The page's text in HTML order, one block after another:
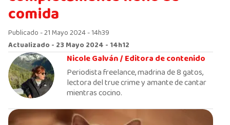
comida
Publicado - 21 Mayo 2024 - 14h39
Actualizado - 23 Mayo 2024 - 14h12
Nicole Galván /Editora de contenido
Periodista freelance, madrina de 8 gatos,
lectora del true crime y amante de cantar
mientras cocino.